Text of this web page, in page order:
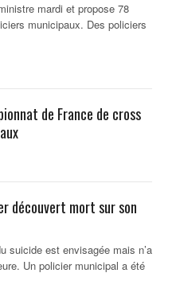
mardi et propose 78
municipaux. Des policiers
de France de cross
découvert mort sur son
suicide est envisagée mais n’a
Un policier municipal a été